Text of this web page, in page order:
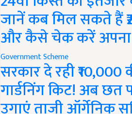
जानें कब मिल सकते हैं
और कैसे चेक करें
Government Scheme
सरकार दे रही ₹10,000
गार्डनिंग किट! अब छत